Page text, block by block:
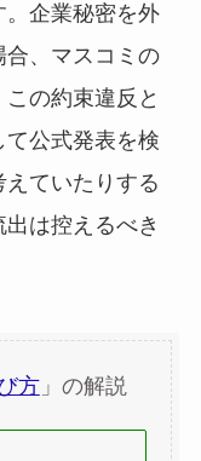
。企業秘密を外
、マスコミの
の約束違反と
公式発表を検
ていたりする
は控えるべき
方」の解説